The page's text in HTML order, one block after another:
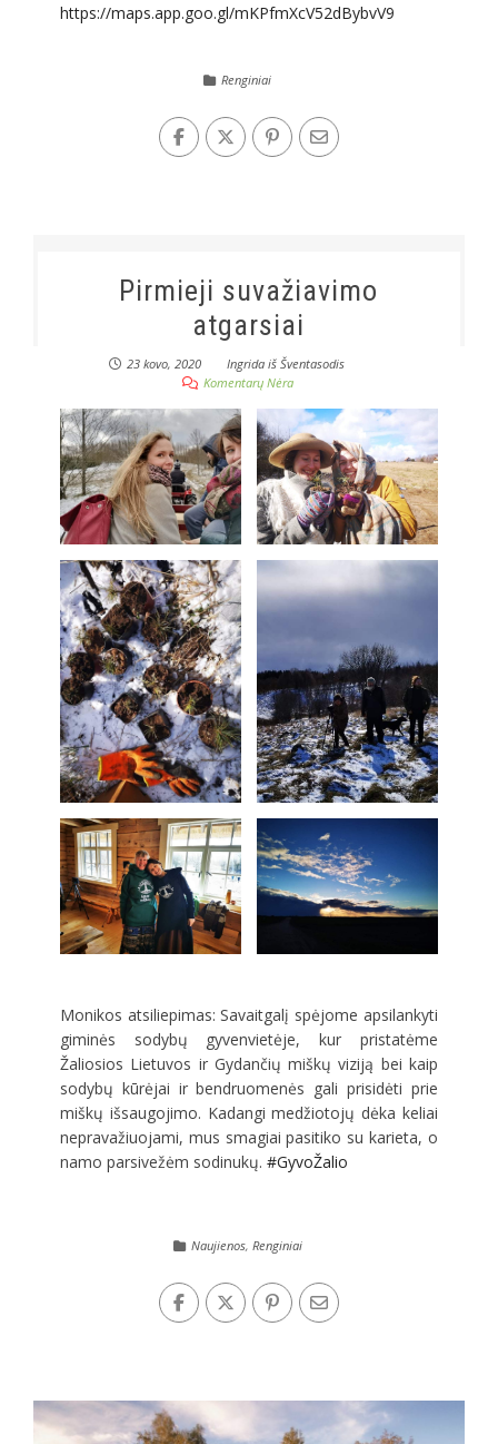
https://maps.app.goo.gl/mKPfmXcV52dBybvV9
Renginiai
Pirmieji suvažiavimo
atgarsiai
23 kovo, 2020
Ingrida iš Šventasodis
Komentarų Nėra
Monikos atsiliepimas: Savaitgalį spėjome apsilankyti
giminės sodybų gyvenvietėje, kur pristatėme
Žaliosios Lietuvos ir Gydančių miškų viziją bei kaip
sodybų kūrėjai ir bendruomenės gali prisidėti prie
miškų išsaugojimo. Kadangi medžiotojų dėka keliai
nepravažiuojami, mus smagiai pasitiko su karieta, o
namo parsivežėm sodinukų. #GyvoŽalio
Naujienos, Renginiai